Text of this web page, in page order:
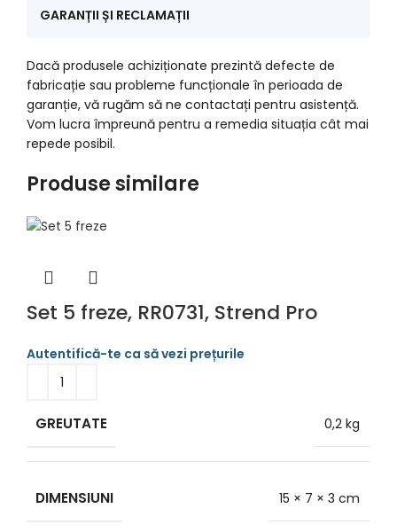
GARANȚII ȘI RECLAMAȚII
Dacă produsele achiziționate prezintă defecte de
fabricație sau probleme funcționale în perioada de
garanție, vă rugăm să ne contactați pentru asistență.
Vom lucra împreună pentru a remedia situația cât mai
repede posibil.
Produse similare
Set 5 freze, RR0731, Strend Pro
GREUTATE 0,2 kg
DIMENSIUNI 15 × 7 × 3 cm